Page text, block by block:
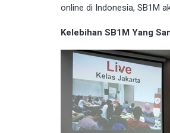
online di Indonesia, SB1M
Kelebihan SB1M Yang